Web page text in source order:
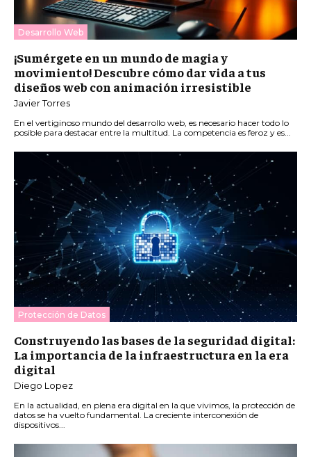
Desarrollo Web
¡Sumérgete en un mundo de magia y
movimiento! Descubre cómo dar vida a tus
diseños web con animación irresistible
Javier Torres
En el vertiginoso mundo del desarrollo web, es necesario hacer todo lo
posible para destacar entre la multitud. La competencia es feroz y es...
Protección de Datos
Construyendo las bases de la seguridad digital:
La importancia de la infraestructura en la era
digital
Diego Lopez
En la actualidad, en plena era digital en la que vivimos, la protección de
datos se ha vuelto fundamental. La creciente interconexión de
dispositivos...